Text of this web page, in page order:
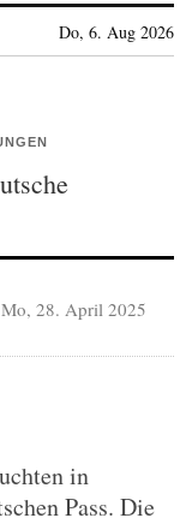
Do, 6. Aug 2026
Mo, 28. April 2025
in
Pass. Die